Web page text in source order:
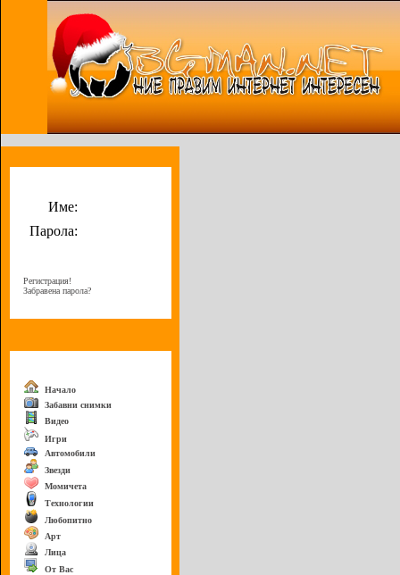
Име:
Парола:
Регистрация!
Забравена парола?
Начало
Забавни снимки
Видео
Игри
Автомобили
Звезди
Момичета
Технологии
Любопитно
Арт
Лица
От Вас